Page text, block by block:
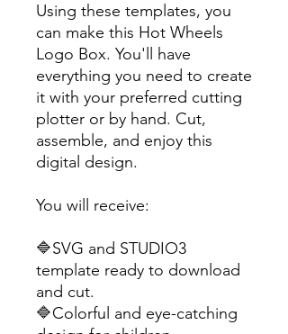
Using these templates, you
can make this Hot Wheels
Logo Box. You'll have
everything you need to create
it with your preferred cutting
plotter or by hand. Cut,
assemble, and enjoy this
digital design.
You will receive:
🔷SVG and STUDIO3
template ready to download
and cut.
🔷Colorful and eye-catching